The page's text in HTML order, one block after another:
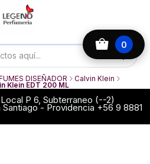
0
P 6, Subterraneo (--2)
- Providencia +56 9 8881
DISEÑADOR Calvin Klein
Klein EDT 200 ML